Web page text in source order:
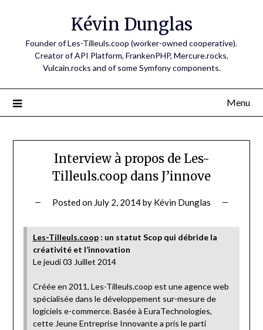
Kévin Dunglas
Founder of Les-Tilleuls.coop (worker-owned cooperative).
Creator of API Platform, FrankenPHP, Mercure.rocks,
Vulcain.rocks and of some Symfony components.
Menu
Interview à propos de Les-
Tilleuls.coop dans J’innove
Posted on July 2, 2014by Kévin Dunglas
Les-Tilleuls.coop: un statut Scop qui débride la
créativité et l’innovation
Le jeudi 03 Juillet 2014
Créée en 2011, Les-Tilleuls.coop est une agence web
spécialisée dans le développement sur-mesure de
logiciels e-commerce. Basée à EuraTechnologies,
cette Jeune Entreprise Innovante a pris le parti